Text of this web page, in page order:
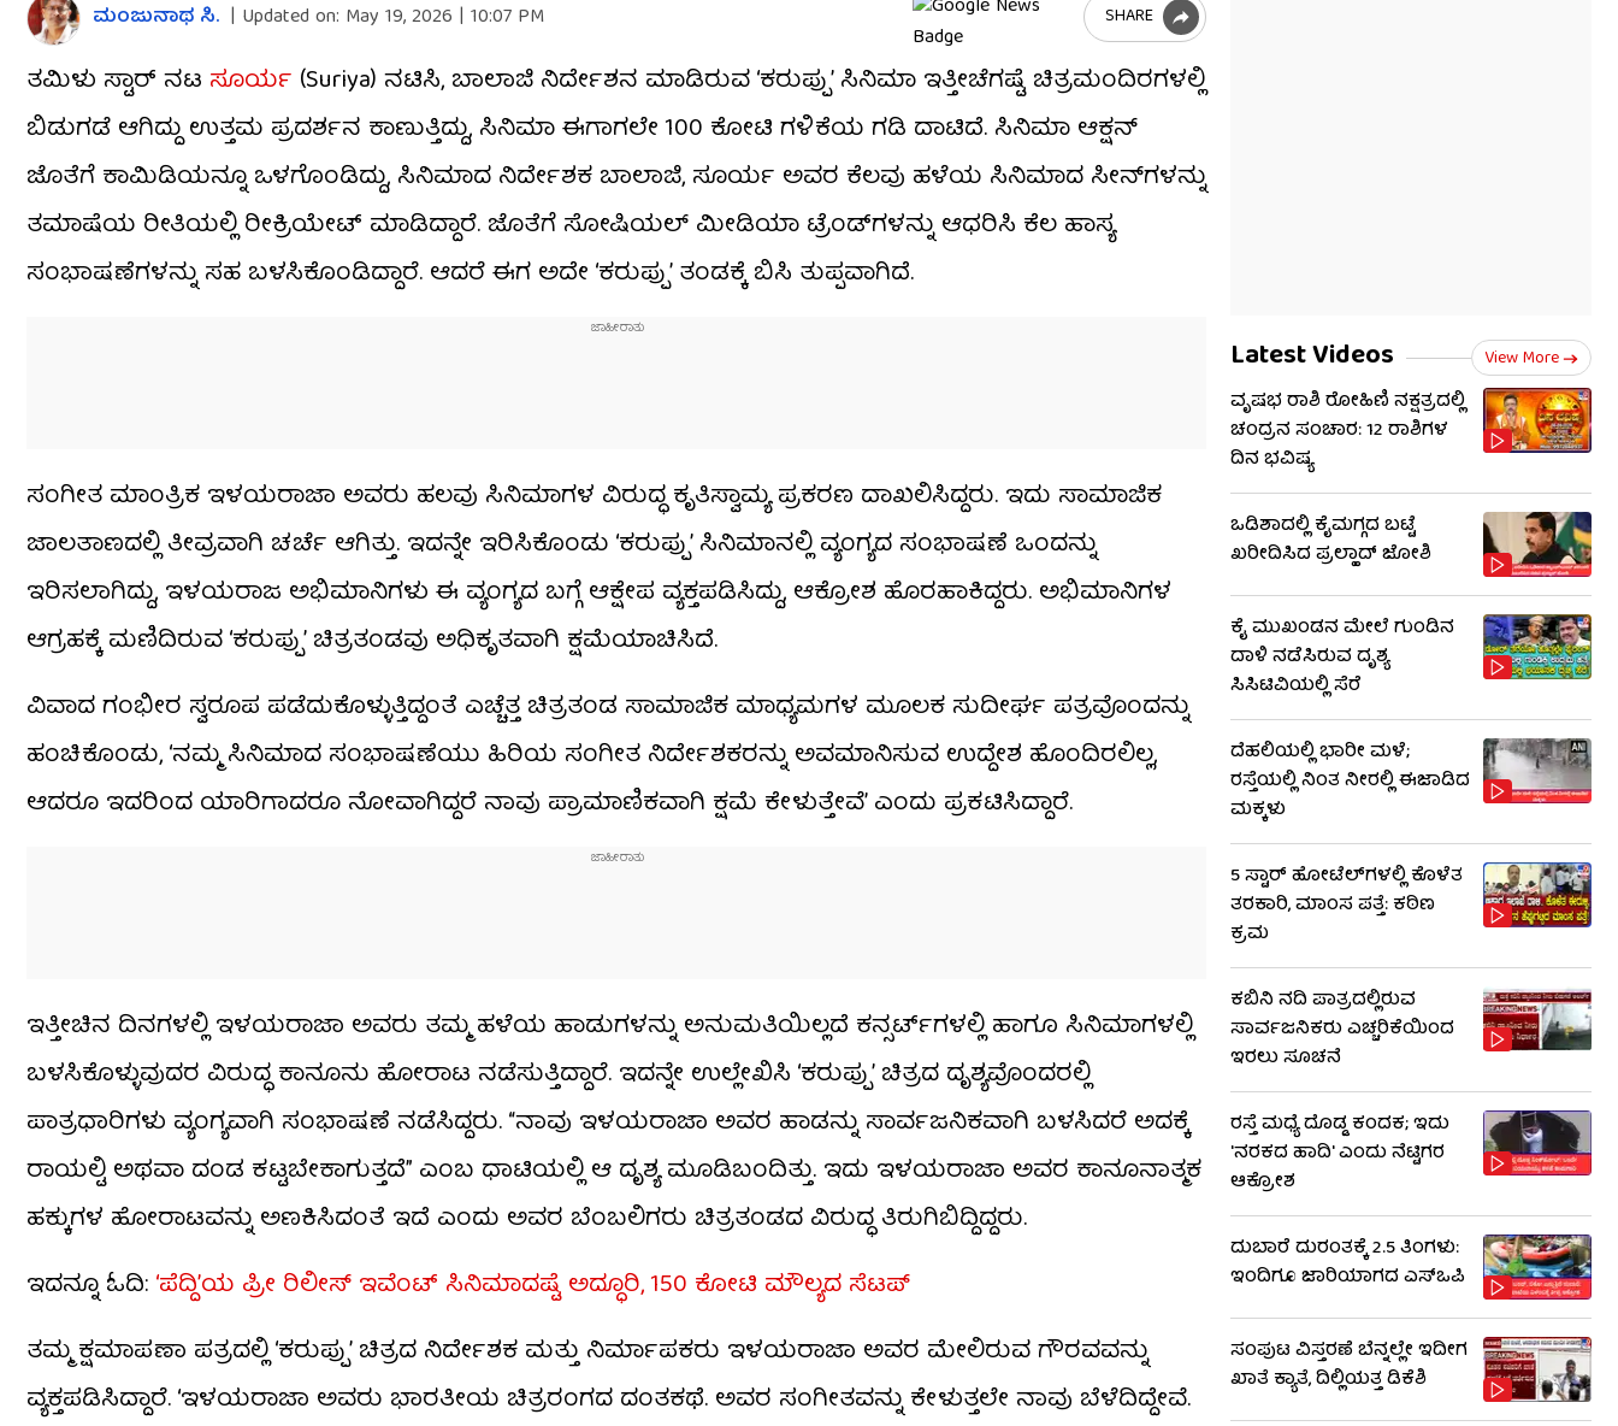
ಮಂಜುನಾಥ ಸಿ. | Updated on: May 19, 2026 | 10:07 PM SHARE
ತಮಿಳು ಸ್ಟಾರ್ ನಟ ಸೂರ್ಯ (Suriya) ನಟಿಸಿ, ಬಾಲಾಜಿ ನಿರ್ದೇಶನ ಮಾಡಿರುವ ‘ಕರುಪ್ಪು’ ಸಿನಿಮಾ ಇತ್ತೀಚೆಗಷ್ಟೆ ಚಿತ್ರಮಂದಿರಗಳಲ್ಲಿ
ಬಿಡುಗಡೆ ಆಗಿದ್ದು ಉತ್ತಮ ಪ್ರದರ್ಶನ ಕಾಣುತ್ತಿದ್ದು, ಸಿನಿಮಾ ಈಗಾಗಲೇ 100 ಕೋಟಿ ಗಳಿಕೆಯ ಗಡಿ ದಾಟಿದೆ. ಸಿನಿಮಾ ಆಕ್ಷನ್
ಜೊತೆಗೆ ಕಾಮಿಡಿಯನ್ನೂ ಒಳಗೊಂಡಿದ್ದು, ಸಿನಿಮಾದ ನಿರ್ದೇಶಕ ಬಾಲಾಜಿ, ಸೂರ್ಯ ಅವರ ಕೆಲವು ಹಳೆಯ ಸಿನಿಮಾದ ಸೀನ್​​ಗಳನ್ನು
ತಮಾಷೆಯ ರೀತಿಯಲ್ಲಿ ರೀಕ್ರಿಯೇಟ್ ಮಾಡಿದ್ದಾರೆ. ಜೊತೆಗೆ ಸೋಷಿಯಲ್ ಮೀಡಿಯಾ ಟ್ರೆಂಡ್​​ಗಳನ್ನು ಆಧರಿಸಿ ಕೆಲ ಹಾಸ್ಯ
ಸಂಭಾಷಣೆಗಳನ್ನು ಸಹ ಬಳಸಿಕೊಂಡಿದ್ದಾರೆ. ಆದರೆ ಈಗ ಅದೇ ‘ಕರುಪ್ಪು’ ತಂಡಕ್ಕೆ ಬಿಸಿ ತುಪ್ಪವಾಗಿದೆ.
ಸಂಗೀತ ಮಾಂತ್ರಿಕ ಇಳಯರಾಜಾ ಅವರು ಹಲವು ಸಿನಿಮಾಗಳ ವಿರುದ್ಧ ಕೃತಿಸ್ವಾಮ್ಯ ಪ್ರಕರಣ ದಾಖಲಿಸಿದ್ದರು. ಇದು ಸಾಮಾಜಿಕ
ಜಾಲತಾಣದಲ್ಲಿ ತೀವ್ರವಾಗಿ ಚರ್ಚೆ ಆಗಿತ್ತು. ಇದನ್ನೇ ಇರಿಸಿಕೊಂಡು ‘ಕರುಪ್ಪು’ ಸಿನಿಮಾನಲ್ಲಿ ವ್ಯಂಗ್ಯದ ಸಂಭಾಷಣೆ ಒಂದನ್ನು
ಇರಿಸಲಾಗಿದ್ದು, ಇಳಯರಾಜ ಅಭಿಮಾನಿಗಳು ಈ ವ್ಯಂಗ್ಯದ ಬಗ್ಗೆ ಆಕ್ಷೇಪ ವ್ಯಕ್ತಪಡಿಸಿದ್ದು, ಆಕ್ರೋಶ ಹೊರಹಾಕಿದ್ದರು. ಅಭಿಮಾನಿಗಳ
ಆಗ್ರಹಕ್ಕೆ ಮಣಿದಿರುವ ‘ಕರುಪ್ಪು’ ಚಿತ್ರತಂಡವು ಅಧಿಕೃತವಾಗಿ ಕ್ಷಮೆಯಾಚಿಸಿದೆ.
ವಿವಾದ ಗಂಭೀರ ಸ್ವರೂಪ ಪಡೆದುಕೊಳ್ಳುತ್ತಿದ್ದಂತೆ ಎಚ್ಚೆತ್ತ ಚಿತ್ರತಂಡ ಸಾಮಾಜಿಕ ಮಾಧ್ಯಮಗಳ ಮೂಲಕ ಸುದೀರ್ಘ ಪತ್ರವೊಂದನ್ನು
ಹಂಚಿಕೊಂಡು, ‘ನಮ್ಮ ಸಿನಿಮಾದ ಸಂಭಾಷಣೆಯು ಹಿರಿಯ ಸಂಗೀತ ನಿರ್ದೇಶಕರನ್ನು ಅವಮಾನಿಸುವ ಉದ್ದೇಶ ಹೊಂದಿರಲಿಲ್ಲ,
ಆದರೂ ಇದರಿಂದ ಯಾರಿಗಾದರೂ ನೋವಾಗಿದ್ದರೆ ನಾವು ಪ್ರಾಮಾಣಿಕವಾಗಿ ಕ್ಷಮೆ ಕೇಳುತ್ತೇವೆ’ ಎಂದು ಪ್ರಕಟಿಸಿದ್ದಾರೆ.
ಇತ್ತೀಚಿನ ದಿನಗಳಲ್ಲಿ ಇಳಯರಾಜಾ ಅವರು ತಮ್ಮ ಹಳೆಯ ಹಾಡುಗಳನ್ನು ಅನುಮತಿಯಿಲ್ಲದೆ ಕನ್ಸರ್ಟ್‌ಗಳಲ್ಲಿ ಹಾಗೂ ಸಿನಿಮಾಗಳಲ್ಲಿ
ಬಳಸಿಕೊಳ್ಳುವುದರ ವಿರುದ್ಧ ಕಾನೂನು ಹೋರಾಟ ನಡೆಸುತ್ತಿದ್ದಾರೆ. ಇದನ್ನೇ ಉಲ್ಲೇಖಿಸಿ ‘ಕರುಪ್ಪು’ ಚಿತ್ರದ ದೃಶ್ಯವೊಂದರಲ್ಲಿ
ಪಾತ್ರಧಾರಿಗಳು ವ್ಯಂಗ್ಯವಾಗಿ ಸಂಭಾಷಣೆ ನಡೆಸಿದ್ದರು. “ನಾವು ಇಳಯರಾಜಾ ಅವರ ಹಾಡನ್ನು ಸಾರ್ವಜನಿಕವಾಗಿ ಬಳಸಿದರೆ ಅದಕ್ಕೆ
ರಾಯಲ್ಟಿ ಅಥವಾ ದಂಡ ಕಟ್ಟಬೇಕಾಗುತ್ತದೆ” ಎಂಬ ಧಾಟಿಯಲ್ಲಿ ಆ ದೃಶ್ಯ ಮೂಡಿಬಂದಿತ್ತು. ಇದು ಇಳಯರಾಜಾ ಅವರ ಕಾನೂನಾತ್ಮಕ
ಹಕ್ಕುಗಳ ಹೋರಾಟವನ್ನು ಅಣಕಿಸಿದಂತೆ ಇದೆ ಎಂದು ಅವರ ಬೆಂಬಲಿಗರು ಚಿತ್ರತಂಡದ ವಿರುದ್ಧ ತಿರುಗಿಬಿದ್ದಿದ್ದರು.
ಇದನ್ನೂ ಓದಿ: ‘ಪೆದ್ದಿ’ಯ ಪ್ರೀ ರಿಲೀಸ್ ಇವೆಂಟ್ ಸಿನಿಮಾದಷ್ಟೆ ಅದ್ಧೂರಿ, 150 ಕೋಟಿ ಮೌಲ್ಯದ ಸೆಟಪ್
ತಮ್ಮ ಕ್ಷಮಾಪಣಾ ಪತ್ರದಲ್ಲಿ ‘ಕರುಪ್ಪು’ ಚಿತ್ರದ ನಿರ್ದೇಶಕ ಮತ್ತು ನಿರ್ಮಾಪಕರು ಇಳಯರಾಜಾ ಅವರ ಮೇಲಿರುವ ಗೌರವವನ್ನು
ವ್ಯಕ್ತಪಡಿಸಿದ್ದಾರೆ. ‘ಇಳಯರಾಜಾ ಅವರು ಭಾರತೀಯ ಚಿತ್ರರಂಗದ ದಂತಕಥೆ. ಅವರ ಸಂಗೀತವನ್ನು ಕೇಳುತ್ತಲೇ ನಾವು ಬೆಳೆದಿದ್ದೇವೆ.
Latest Videos View More
ವೃಷಭ ರಾಶಿ ರೋಹಿಣಿ ನಕ್ಷತ್ರದಲ್ಲಿ
ಚಂದ್ರನ ಸಂಚಾರ: 12 ರಾಶಿಗಳ
ದಿನ ಭವಿಷ್ಯ
ಒಡಿಶಾದಲ್ಲಿ ಕೈಮಗ್ಗದ ಬಟ್ಟೆ
ಖರೀದಿಸಿದ ಪ್ರಲ್ಹಾದ್ ಜೋಶಿ
ಕೈ ಮುಖಂಡನ ಮೇಲೆ ಗುಂಡಿನ
ದಾಳಿ ನಡೆಸಿರುವ ದೃಶ್ಯ
ಸಿಸಿಟಿವಿಯಲ್ಲಿ ಸೆರೆ
ದೆಹಲಿಯಲ್ಲಿ ಭಾರೀ ಮಳೆ;
ರಸ್ತೆಯಲ್ಲಿ ನಿಂತ ನೀರಲ್ಲಿ ಈಜಾಡಿದ
ಮಕ್ಕಳು
5 ಸ್ಟಾರ್ ಹೋಟೆಲ್​​ಗಳಲ್ಲಿ ಕೊಳೆತ
ತರಕಾರಿ, ಮಾಂಸ ಪತ್ತೆ: ಕಠಿಣ
ಕ್ರಮ
ಕಬಿನಿ ನದಿ ಪಾತ್ರದಲ್ಲಿರುವ
ಸಾರ್ವಜನಿಕರು ಎಚ್ಚರಿಕೆಯಿಂದ
ಇರಲು ಸೂಚನೆ
ರಸ್ತೆ ಮಧ್ಯೆ ದೊಡ್ಡ ಕಂದಕ; ಇದು
'ನರಕದ ಹಾದಿ' ಎಂದು ನೆಟ್ಟಿಗರ
ಆಕ್ರೋಶ
ದುಬಾರೆ ದುರಂತಕ್ಕೆ 2.5 ತಿಂಗಳು:
ಇಂದಿಗೂ ಜಾರಿಯಾಗದ ಎಸ್‌ಒಪಿ
ಸಂಪುಟ ವಿಸ್ತರಣೆ ಬೆನ್ನಲ್ಲೇ ಇದೀಗ
ಖಾತೆ ಕ್ಯಾತೆ, ದಿಲ್ಲಿಯತ್ತ ಡಿಕೆಶಿ